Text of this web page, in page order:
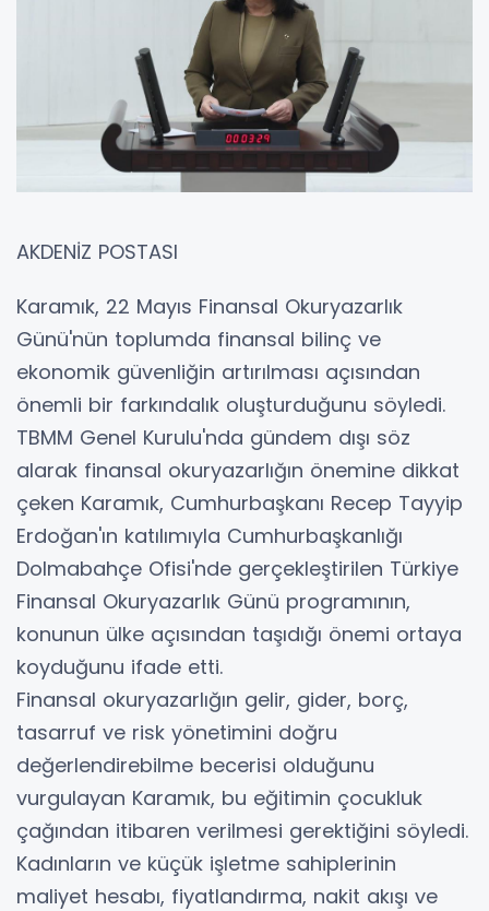
AKDENİZ POSTASI
Karamık, 22 Mayıs Finansal Okuryazarlık
Günü'nün toplumda finansal bilinç ve
ekonomik güvenliğin artırılması açısından
önemli bir farkındalık oluşturduğunu söyledi.
TBMM Genel Kurulu'nda gündem dışı söz
alarak finansal okuryazarlığın önemine dikkat
çeken Karamık, Cumhurbaşkanı Recep Tayyip
Erdoğan'ın katılımıyla Cumhurbaşkanlığı
Dolmabahçe Ofisi'nde gerçekleştirilen Türkiye
Finansal Okuryazarlık Günü programının,
konunun ülke açısından taşıdığı önemi ortaya
koyduğunu ifade etti.
Finansal okuryazarlığın gelir, gider, borç,
tasarruf ve risk yönetimini doğru
değerlendirebilme becerisi olduğunu
vurgulayan Karamık, bu eğitimin çocukluk
çağından itibaren verilmesi gerektiğini söyledi.
Kadınların ve küçük işletme sahiplerinin
maliyet hesabı, fiyatlandırma, nakit akışı ve